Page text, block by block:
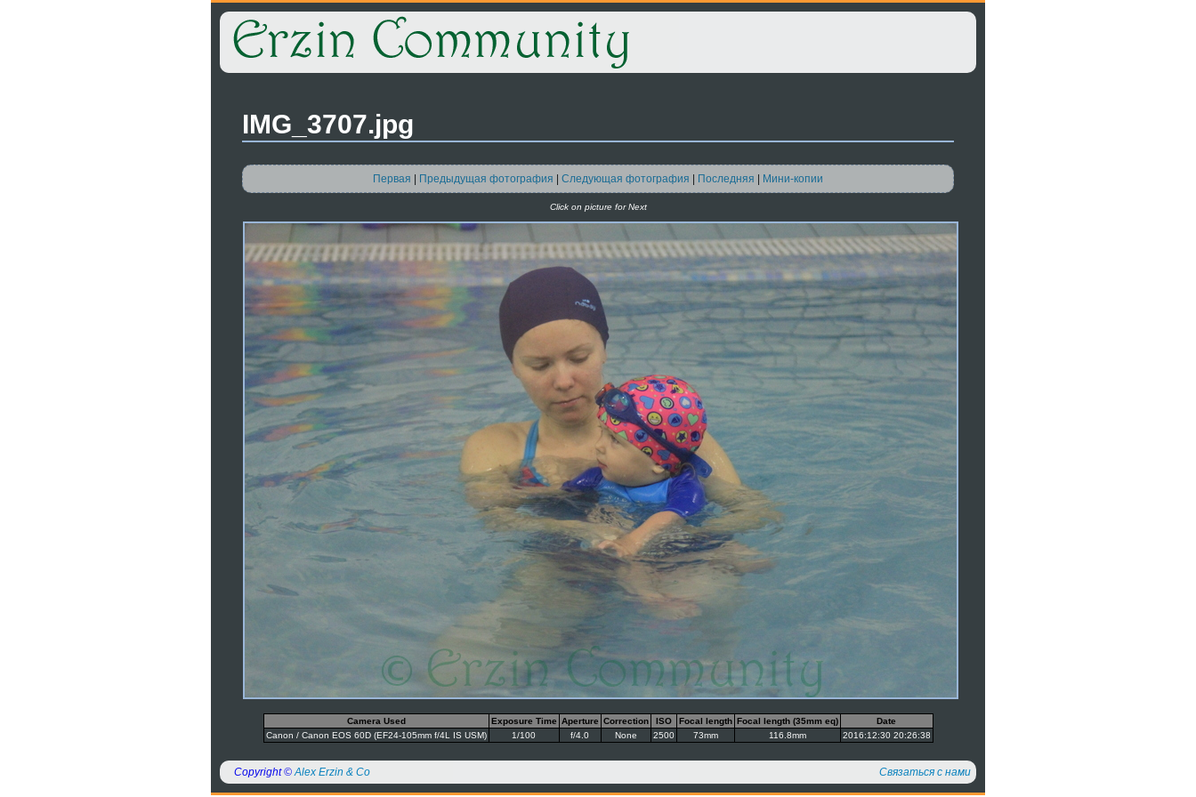
IMG_3707.jpg
Первая Предыдущая фотография Следующая фотография Последняя Мини-копии
Click on picture for Next
Camera Used Exposure Time Aperture Correction ISO Focal length Focal length (35mm eq)
Date
Canon / Canon EOS 60D (EF24-105mm f/4L IS USM)
1/100 f/4.0 None 2500 73mm 116.8mm 2016:12:30 20:26:38
Copyright ©Alex Erzin & Co Связаться с нами